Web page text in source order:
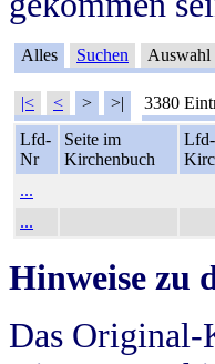
Alles Suchen Auswahl
|< < > >| 3380
Lfd-
Nr
Seite im
Kirchenbuch
...
...
Hinweise zu
Das Original-